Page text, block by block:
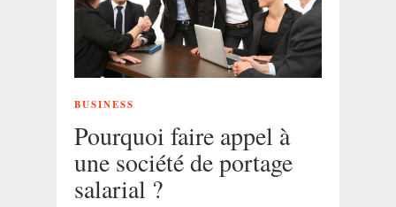
BUSINESS
Pourquoi faire appel à
une société de portage
salarial ?